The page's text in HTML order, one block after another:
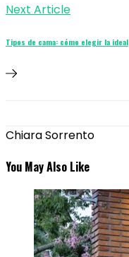
Next Article
Tipos de cama: cómo elegir la ideal
Chiara Sorrento
You May Also Like